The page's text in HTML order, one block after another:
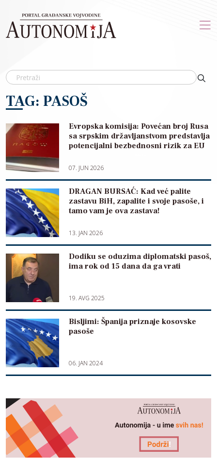
TAG: PASOŠ
Evropska komisija: Povećan broj Rusa
sa srpskim državljanstvom predstavlja
potencijalni bezbednosni rizik za EU
07. JUN 2026
DRAGAN BURSAĆ: Kad već palite
zastavu BiH, zapalite i svoje pasoše, i
tamo vam je ova zastava!
13. JAN 2026
Dodiku se oduzima diplomatski pasoš,
ima rok od 15 dana da ga vrati
19. AVG 2025
Bisljimi: Španija priznaje kosovske
pasoše
06. JAN 2024